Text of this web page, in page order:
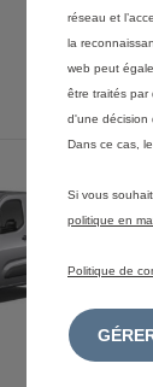
réseau et
la
web peut
être traités par
d'une décision
Dans ce cas,
Si vous
politique en
Politique de